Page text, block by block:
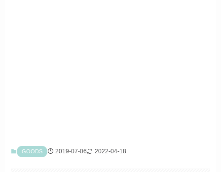
GOODS 2019-07-06 2022-04-18